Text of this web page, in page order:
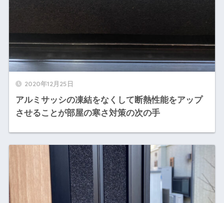
2020年12月25日
アルミサッシの凍結をなくして断熱性能をアップ
させることが部屋の寒さ対策の次の手